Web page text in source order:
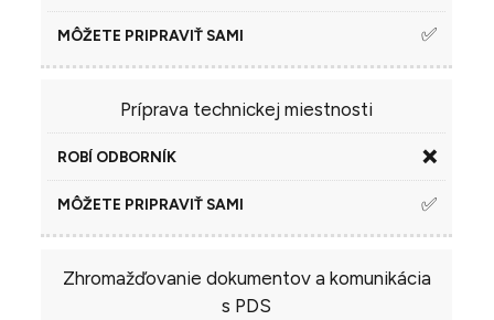
✅
Príprava technickej miestnosti
❌
✅
Zhromažďovanie dokumentov a komunikácia
s PDS